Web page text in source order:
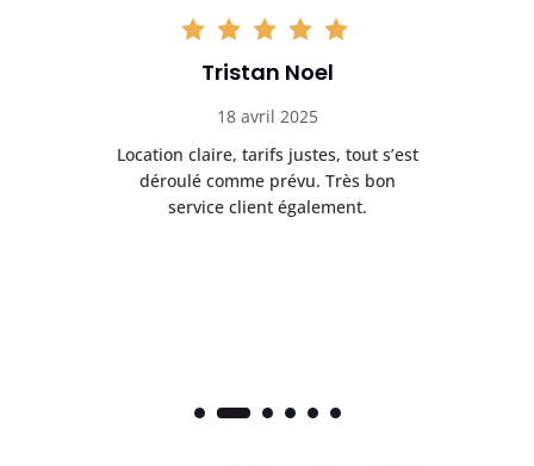
Tristan Noel
18 avril 2025
Location claire, tarifs justes, tout s’est
déroulé comme prévu. Très bon
service client également.